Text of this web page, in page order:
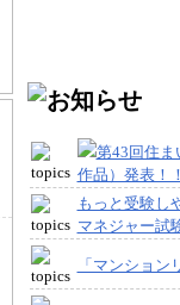
第43回住ま
作品）発表！
もっと受験し
マネジャー試
「マンショ